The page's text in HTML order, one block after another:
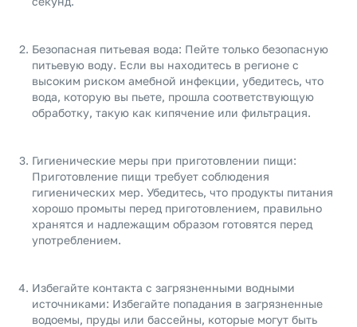
Безопасная питьевая вода: Пейте только безопасную
питьевую воду. Если вы находитесь в регионе с
высоким риском амебной инфекции, убедитесь, что
вода, которую вы пьете, прошла соответствующую
обработку, такую как кипячение или фильтрация.
Гигиенические меры при приготовлении пищи:
Приготовление пищи требует соблюдения
гигиенических мер. Убедитесь, что продукты питания
хорошо промыты перед приготовлением, правильно
хранятся и надлежащим образом готовятся перед
употреблением.
Избегайте контакта с загрязненными водными
источниками: Избегайте попадания в загрязненные
водоемы, пруды или бассейны, которые могут быть